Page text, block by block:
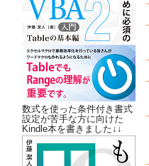
数式を使った条件付き書式
設定が苦手な方に向けた
Kindle本を書きました↓↓